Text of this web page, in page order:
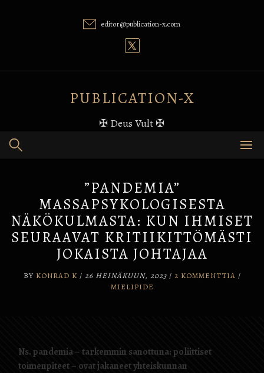
editor@publication-x.com
PUBLICATION-X
✠ Deus Vult ✠
”PANDEMIA”
MASSAPSYKOLOGISESTA
NÄKÖKULMASTA: KUN IHMISET
SEURAAVAT KRITIIKITTÖMÄSTI
JOKAISTA JOHTAJAA
BY KONRAD K / 26 HEINÄKUUN, 2023/ 2 KOMMENTTIA /
MIELIPIDE
Ns. pandemia – tarkemmin sanottuna: poliittiset
toimenpiteet – ovat jakaneet yhteiskunnan